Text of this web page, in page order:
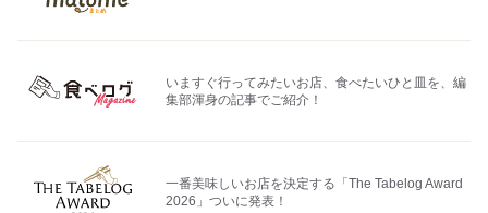
いますぐ行ってみたいお店、食べたいひと皿を、編
集部渾身の記事でご紹介！
一番美味しいお店を決定する「The Tabelog Award
2026」ついに発表！